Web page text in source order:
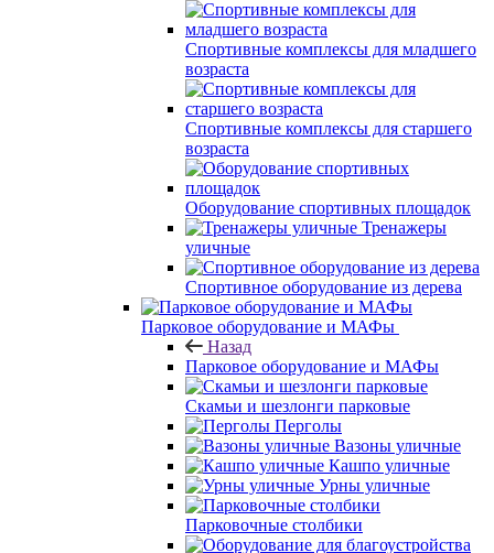
Спортивные комплексы для младшего
возраста
Спортивные комплексы для старшего
возраста
Оборудование спортивных площадок
Тренажеры
уличные
Спортивное оборудование из дерева
Парковое оборудование и МАФы
Назад
Парковое оборудование и МАФы
Скамьи и шезлонги парковые
Перголы
Вазоны уличные
Кашпо уличные
Урны уличные
Парковочные столбики